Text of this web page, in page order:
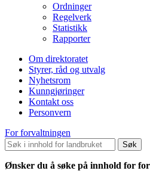
Ordninger
Regelverk
Statistikk
Rapporter
Om direktoratet
Styrer, råd og utvalg
Nyhetsrom
Kunngjøringer
Kontakt oss
Personvern
For forvaltningen
Søk
Ønsker du å søke på innhold for